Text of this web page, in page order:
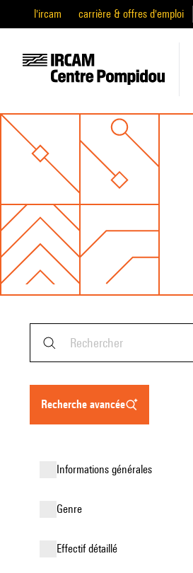
l'ircam carrière & offres d'emploi
recherche avancée
informations générales
genre
effectif détaillé